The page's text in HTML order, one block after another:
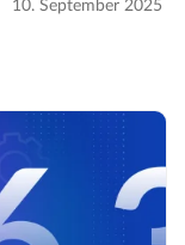
10. September 2025